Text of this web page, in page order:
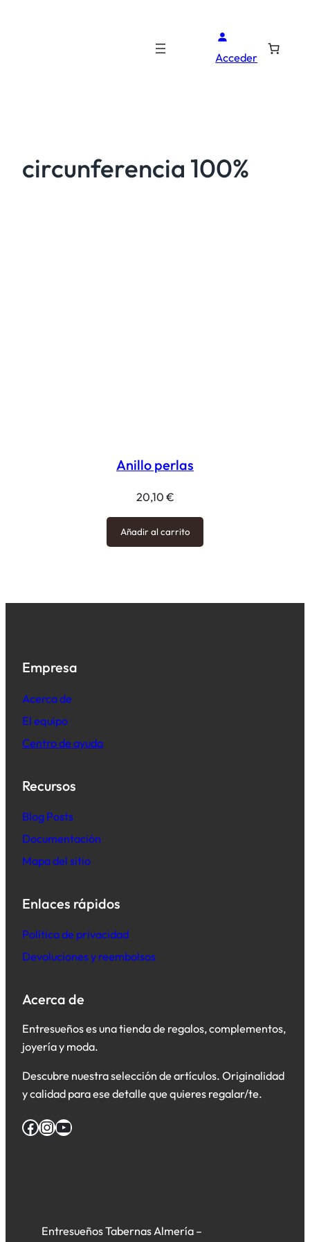
Acceder
circunferencia 100%
Anillo perlas
20,10 €
Añadir al carrito
Empresa
Acerca de
El equipo
Centro de ayuda
Recursos
Blog Posts
Documentación
Mapa del sitio
Enlaces rápidos
Política de privacidad
Devoluciones y reembolsos
Acerca de
Entresueños es una tienda de regalos, complementos,
joyería y moda.
Descubre nuestra selección de artículos. Originalidad
y calidad para ese detalle que quieres regalar/te.
Facebook InstagramYouTube
Entresueños Tabernas Almería –